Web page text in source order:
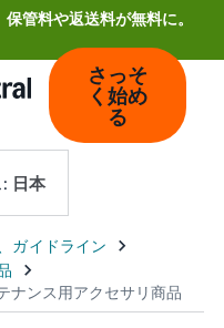
管料や返送料が無料に。
さっそ
く始め
る
日本